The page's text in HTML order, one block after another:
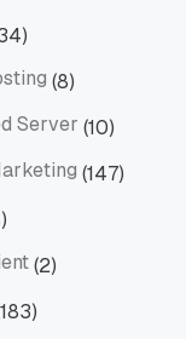
(8)
Server (10)
(147)
(2)